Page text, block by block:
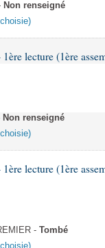
Non renseigné
lecture (1ère
Non renseigné
lecture (1ère
- Tombé